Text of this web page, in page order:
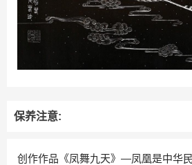
保养注意:
创作作品《凤舞九天》—凤凰是中华